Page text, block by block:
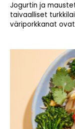
Jogurtin ja
taivaalliset
väriporkkanat